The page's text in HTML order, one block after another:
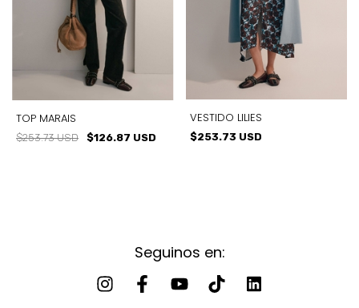
TOP MARAIS
$253.73 USD $126.87 USD
VESTIDO LILIES
$253.73 USD
Seguinos en: